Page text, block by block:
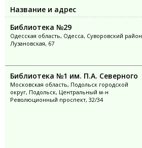
Название и адрес
Библиотека №29
Одесская область, Одесса, Суворовский район
Лузановская, 67
Библиотека №1 им. П.А. Северного
Московская область, Подольск городской
округ, Подольск, Центральный м-н
Революционный проспект, 32/34